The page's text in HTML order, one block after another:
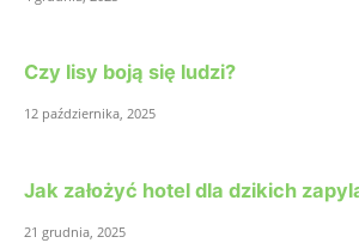
Czy lisy boją się ludzi?
12 października, 2025
Jak założyć hotel dla dzikich
21 grudnia, 2025